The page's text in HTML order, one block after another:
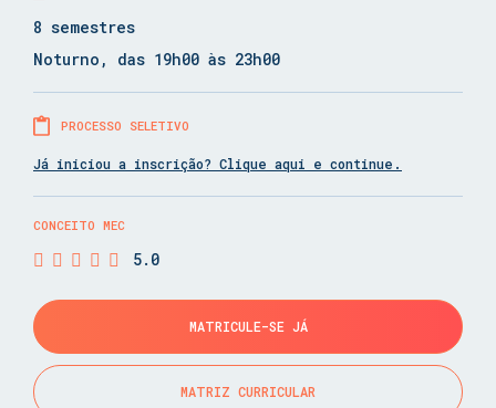
8 semestres
Noturno, das 19h00 às 23h00
PROCESSO SELETIVO
Já iniciou a inscrição? Clique aqui e continue.
CONCEITO MEC
5.0
MATRICULE-SE JÁ
MATRIZ CURRICULAR